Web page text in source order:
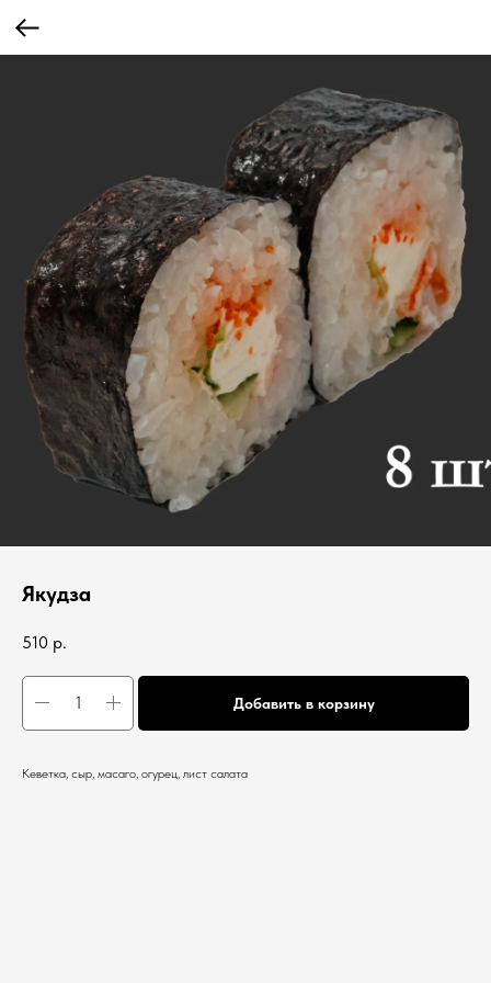
Якудза
510 р.
Добавить в корзину
Кеветка, сыр, масаго, огурец, лист салата